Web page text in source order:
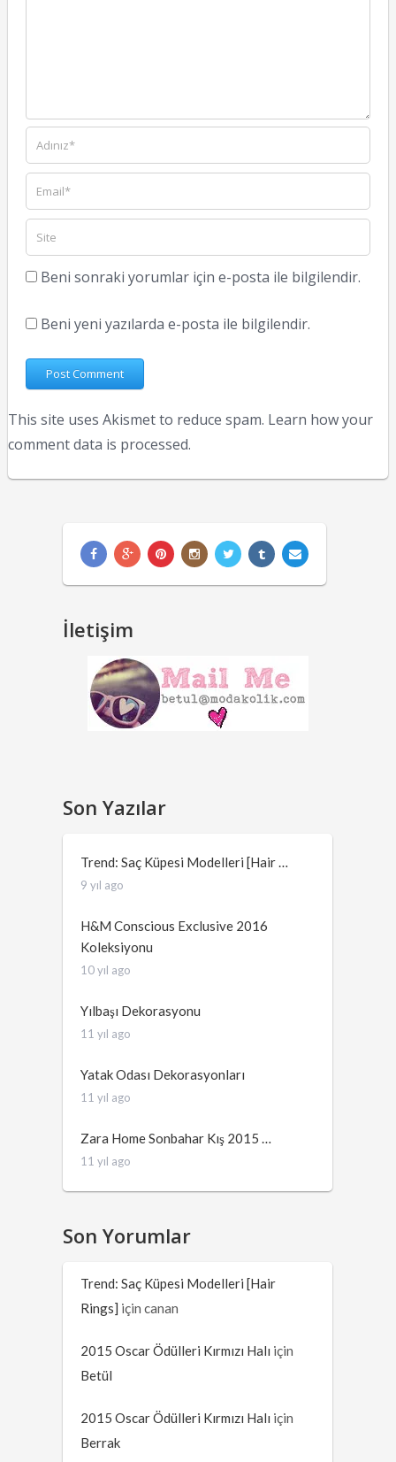
Beni sonraki yorumlar için e-posta ile bilgilendir.
Beni yeni yazılarda e-posta ile bilgilendir.
This site uses Akismet to reduce spam. Learn how your
comment data is processed.
İletişim
Son Yazılar
Trend: Saç Küpesi Modelleri [Hair …
9 yıl ago
H&M Conscious Exclusive 2016
Koleksiyonu
10 yıl ago
Yılbaşı Dekorasyonu
11 yıl ago
Yatak Odası Dekorasyonları
11 yıl ago
Zara Home Sonbahar Kış 2015 …
11 yıl ago
Son Yorumlar
Trend: Saç Küpesi Modelleri [Hair
Rings] içincanan
2015 Oscar Ödülleri Kırmızı Halı için
Betül
2015 Oscar Ödülleri Kırmızı Halı için
Berrak